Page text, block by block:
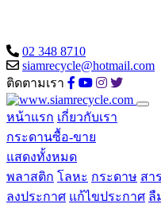
02 348 8710
siamrecycle@hotmail.com
ติดตามเรา
หน้าแรก เกี่ยวกับเรา
กระดานซื้อ-ขาย
แสดงทั้งหมด
พลาสติก โลหะ กระดาษ สา
ลงประกาศ แก้ไขประกาศ ลื